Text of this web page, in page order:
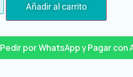
Añadir al carrito
Pedir por WhatsApp y Pagar con